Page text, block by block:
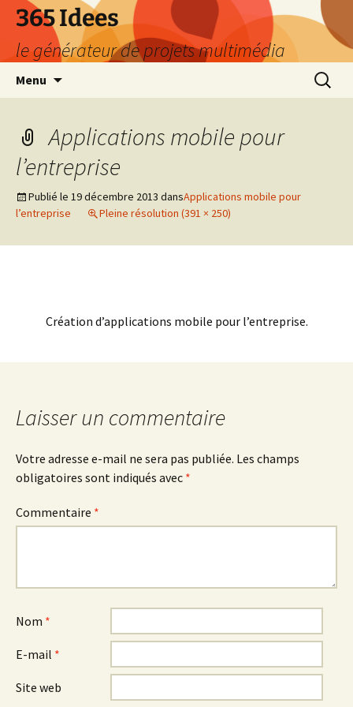
Aller
contenu
365 Idees
le générateur de projets multimédia
Menu
Applications mobile pour
l’entreprise
Publié le 19 décembre 2013 dansApplications mobile pour
l’entreprise
Pleine résolution (391 × 250)
Création d’applications mobile pour l’entreprise.
Laisser un commentaire
Votre adresse e-mail ne sera pas publiée. Les champs
obligatoires sont indiqués avec *
Commentaire *
Nom *
E-mail *
Site web